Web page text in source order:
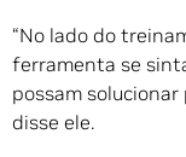
“No lado do
ferramenta se
possam
disse ele.